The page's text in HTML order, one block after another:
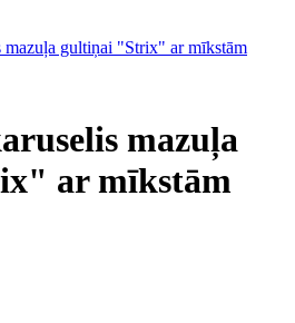
mazuļa gultiņai "Strix" ar mīkstām
mazuļa
ar mīkstām